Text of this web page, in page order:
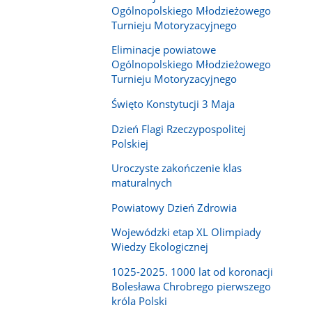
Ogólnopolskiego Młodzieżowego
Turnieju Motoryzacyjnego
Eliminacje powiatowe
Ogólnopolskiego Młodzieżowego
Turnieju Motoryzacyjnego
Święto Konstytucji 3 Maja
Dzień Flagi Rzeczypospolitej
Polskiej
Uroczyste zakończenie klas
maturalnych
Powiatowy Dzień Zdrowia
Wojewódzki etap XL Olimpiady
Wiedzy Ekologicznej
1025-2025. 1000 lat od koronacji
Bolesława Chrobrego pierwszego
króla Polski